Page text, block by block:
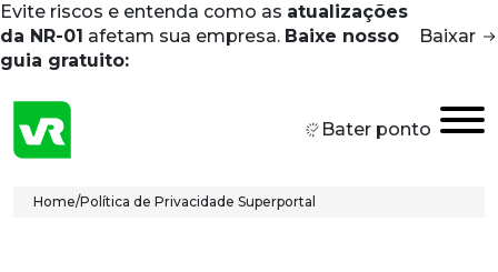
Skip to main content
Evite riscos e entenda como as atualizações
da NR-01 afetam sua empresa. Baixe nosso
guia gratuito:
Baixar
Bater ponto
Breadcrumb
Home/Política de Privacidade Superportal